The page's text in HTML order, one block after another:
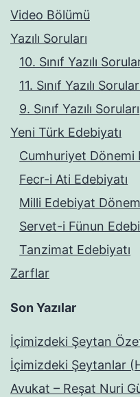
Video Bölümü
Yazılı Soruları
10. Sınıf Yazılı
11. Sınıf Yazılı
9. Sınıf Yazılı Soruları
Yeni Türk Edebiyatı
Cumhuriyet Dönemi
Fecr-i Ati Edebiyatı
Milli Edebiyat
Servet-i Fünun
Tanzimat Edebiyatı
Zarflar
Son Yazılar
İçimizdeki Şeytan
İçimizdeki Şeytanlar
Avukat – Reşat Nuri